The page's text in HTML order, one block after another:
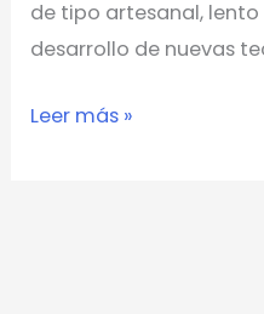
de tipo artesanal, lento
desarrollo de nuevas
Leer más »